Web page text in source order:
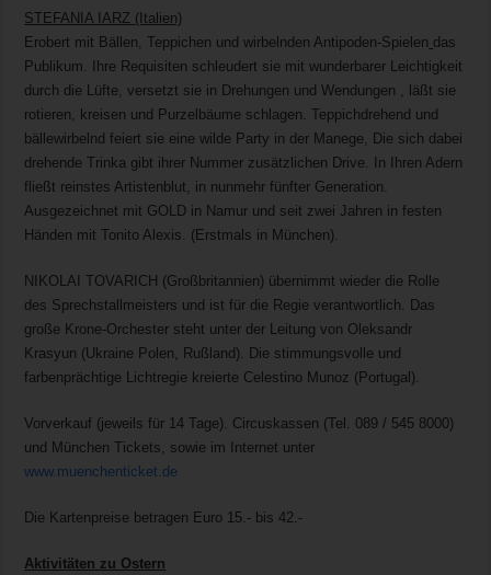
STEFANIA IARZ (Italien)
Erobert mit Bällen, Teppichen und wirbelnden Antipoden-Spielen das
Publikum. Ihre Requisiten schleudert sie mit wunderbarer Leichtigkeit
durch die Lüfte, versetzt sie in Drehungen und Wendungen , läßt sie
rotieren, kreisen und Purzelbäume schlagen. Teppichdrehend und
bällewirbelnd feiert sie eine wilde Party in der Manege, Die sich dabei
drehende Trinka gibt ihrer Nummer zusätzlichen Drive. In Ihren Adern
fließt reinstes Artistenblut, in nunmehr fünfter Generation.
Ausgezeichnet mit GOLD in Namur und seit zwei Jahren in festen
Händen mit Tonito Alexis. (Erstmals in München).
NIKOLAI TOVARICH (Großbritannien) übernimmt wieder die Rolle
des Sprechstallmeisters und ist für die Regie verantwortlich. Das
große Krone-Orchester steht unter der Leitung von Oleksandr
Krasyun (Ukraine Polen, Rußland). Die stimmungsvolle und
farbenprächtige Lichtregie kreierte Celestino Munoz (Portugal).
Vorverkauf (jeweils für 14 Tage). Circuskassen (Tel. 089 / 545 8000)
und München Tickets, sowie im Internet unter
www.muenchenticket.de
Die Kartenpreise betragen Euro 15.- bis 42.-
Aktivitäten zu Ostern